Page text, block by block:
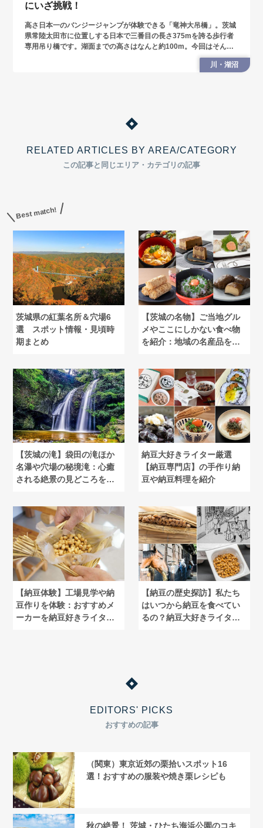
にいざ挑戦！
高さ日本一のバンジージャンプが体験できる「竜神大吊橋」。茨城
県常陸太田市に位置しする日本で三番目の長さ375mを誇る歩行者
専用吊り橋です。湖面までの高さはなんと約100m。今回はそんな
川・湖沼
RELATED ARTICLES BY AREA/CATEGORY
この記事と同じエリア・カテゴリの記事
Best match!
茨城県の紅葉名所＆穴場6
選 スポット情報・見頃時
期まとめ
【茨城の名物】ご当地グル
メやここにしかない食べ物
を紹介：地域の名産品を楽
【茨城の滝】袋田の滝ほか
名瀑や穴場の秘境滝：心癒
される絶景の見どころを紹
納豆大好きライター厳選
【納豆専門店】の手作り納
豆や納豆料理を紹介
【納豆体験】工場見学や納
豆作りを体験：おすすめメ
ーカーを納豆好きライター
【納豆の歴史探訪】私たち
はいつから納豆を食べてい
るの？納豆大好きライター
EDITORS' PICKS
おすすめの記事
（関東）東京近郊の栗拾いスポット16
選！おすすめの服装や焼き栗レシピも
秋の絶景！ 茨城・ひたち海浜公園のコキ